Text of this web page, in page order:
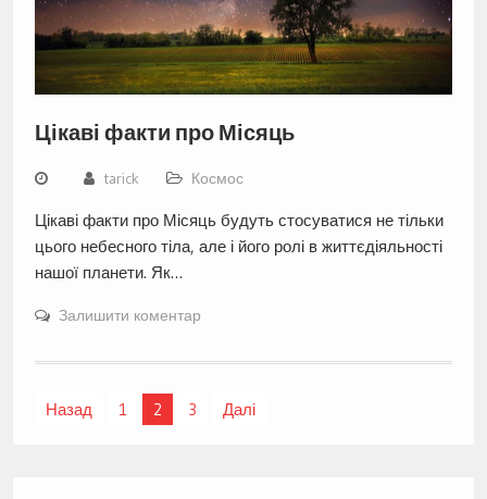
Цікаві факти про Місяць
tarick Космос
Цікаві факти про Місяць будуть стосуватися не тільки
цього небесного тіла, але і його ролі в життєдіяльності
нашої планети. Як…
Залишити коментар
Навігація
Назад 1 2 3 Далі